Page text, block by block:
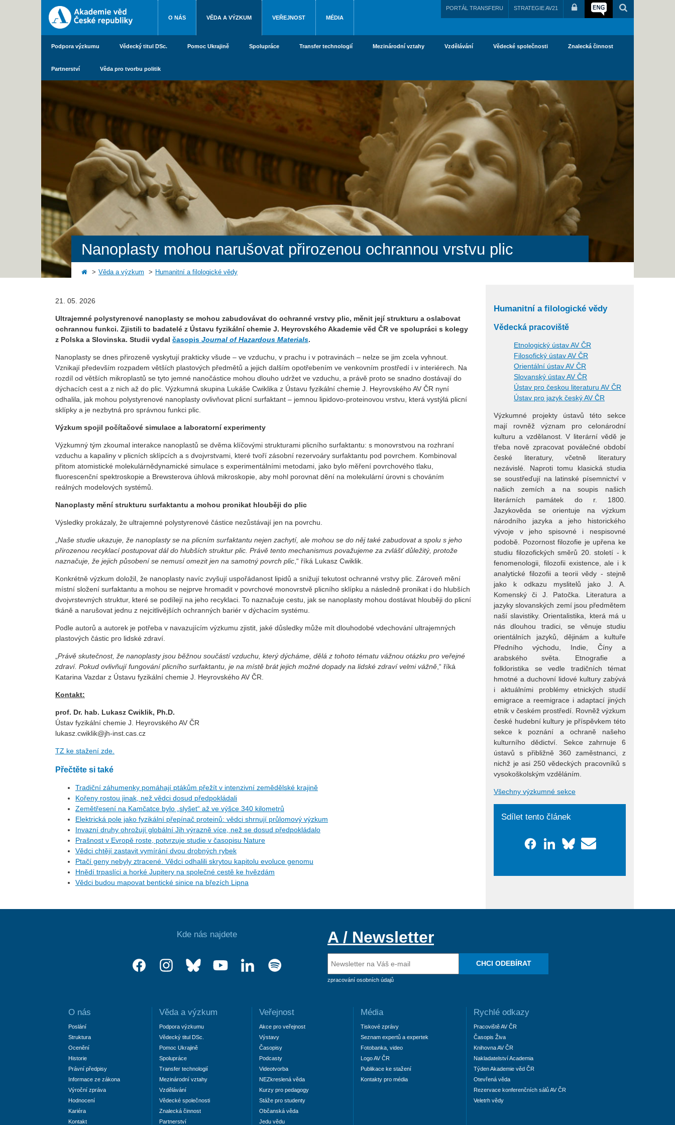
O NÁS VĚDA A VÝZKUM VEŘEJNOST MÉDIA
PORTÁL TRANSFERU STRATEGIE AV21
Podpora výzkumu Vědecký titul DSc. Pomoc Ukrajině Spolupráce Transfer technologií Mezinárodní vztahy Vzdělávání Vědecké společnosti Znalecká činnost
Partnerství Věda pro tvorbu politik
Nanoplasty mohou narušovat přirozenou ochrannou vrstvu plic
Věda a výzkum Humanitní a filologické vědy
21. 05. 2026
Ultrajemné polystyrenové nanoplasty se mohou zabudovávat do ochranné vrstvy plic, měnit její strukturu a oslabovat
ochrannou funkci. Zjistili to badatelé z Ústavu fyzikální chemie J. Heyrovského Akademie věd ČR ve spolupráci s kolegy
z Polska a Slovinska. Studii vydal časopis Journal of Hazardous Materials.
Nanoplasty se dnes přirozeně vyskytují prakticky všude – ve vzduchu, v prachu i v potravinách – nelze se jim zcela vyhnout.
Vznikají především rozpadem větších plastových předmětů a jejich dalším opotřebením ve venkovním prostředí i v interiérech. Na
rozdíl od větších mikroplastů se tyto jemné nanočástice mohou dlouho udržet ve vzduchu, a právě proto se snadno dostávají do
dýchacích cest a z nich až do plic. Výzkumná skupina Lukáše Cwiklika z Ústavu fyzikální chemie J. Heyrovského AV ČR nyní
odhalila, jak mohou polystyrenové nanoplasty ovlivňovat plicní surfaktant – jemnou lipidovo-proteinovou vrstvu, která vystýlá plicní
sklípky a je nezbytná pro správnou funkci plic.
Výzkum spojil počítačové simulace a laboratorní experimenty
Výzkumný tým zkoumal interakce nanoplastů se dvěma klíčovými strukturami plicního surfaktantu: s monovrstvou na rozhraní
vzduchu a kapaliny v plicních sklípcích a s dvojvrstvami, které tvoří zásobní rezervoáry surfaktantu pod povrchem. Kombinoval
přitom atomistické molekulárnědynamické simulace s experimentálními metodami, jako bylo měření povrchového tlaku,
fluorescenční spektroskopie a Brewsterova úhlová mikroskopie, aby mohl porovnat dění na molekulární úrovni s chováním
reálných modelových systémů.
Nanoplasty mění strukturu surfaktantu a mohou pronikat hlouběji do plic
Výsledky prokázaly, že ultrajemné polystyrenové částice nezůstávají jen na povrchu.
„Naše studie ukazuje, že nanoplasty se na plicním surfaktantu nejen zachytí, ale mohou se do něj také zabudovat a spolu s jeho
přirozenou recyklací postupovat dál do hlubších struktur plic. Právě tento mechanismus považujeme za zvlášť důležitý, protože
naznačuje, že jejich působení se nemusí omezit jen na samotný povrch plic,“ říká Lukasz Cwiklik.
Konkrétně výzkum doložil, že nanoplasty navíc zvyšují uspořádanost lipidů a snižují tekutost ochranné vrstvy plic. Zároveň mění
místní složení surfaktantu a mohou se nejprve hromadit v povrchové monovrstvě plicního sklípku a následně pronikat i do hlubších
dvojvrstevných struktur, které se podílejí na jeho recyklaci. To naznačuje cestu, jak se nanoplasty mohou dostávat hlouběji do plicní
tkáně a narušovat jednu z nejcitlivějších ochranných bariér v dýchacím systému.
Podle autorů a autorek je potřeba v navazujícím výzkumu zjistit, jaké důsledky může mít dlouhodobé vdechování ultrajemných
plastových částic pro lidské zdraví.
„Právě skutečnost, že nanoplasty jsou běžnou součástí vzduchu, který dýcháme, dělá z tohoto tématu vážnou otázku pro veřejné
zdraví. Pokud ovlivňují fungování plicního surfaktantu, je na místě brát jejich možné dopady na lidské zdraví velmi vážně,“ říká
Katarina Vazdar z Ústavu fyzikální chemie J. Heyrovského AV ČR.
Kontakt:
prof. Dr. hab. Lukasz Cwiklik, Ph.D.
Ústav fyzikální chemie J. Heyrovského AV ČR
lukasz.cwiklik@jh-inst.cas.cz
TZ ke stažení zde.
Přečtěte si také
Tradiční záhumenky pomáhají ptákům přežít v intenzivní zemědělské krajině
Kořeny rostou jinak, než vědci dosud předpokládali
Zemětřesení na Kamčatce bylo „slyšet“ až ve výšce 340 kilometrů
Elektrická pole jako fyzikální přepínač proteinů: vědci shrnují průlomový výzkum
Invazní druhy ohrožují globální Jih výrazně více, než se dosud předpokládalo
Prašnost v Evropě roste, potvrzuje studie v časopisu Nature
Vědci chtějí zastavit vymírání dvou drobných rybek
Ptačí geny nebyly ztracené. Vědci odhalili skrytou kapitolu evoluce genomu
Hnědí trpaslíci a horké Jupitery na společné cestě ke hvězdám
Vědci budou mapovat bentické sinice na březích Lipna
Humanitní a filologické vědy
Vědecká pracoviště
Etnologický ústav AV ČR
Filosofický ústav AV ČR
Orientální ústav AV ČR
Slovanský ústav AV ČR
Ústav pro českou literaturu AV ČR
Ústav pro jazyk český AV ČR
Výzkumné projekty ústavů této sekce
mají rovněž význam pro celonárodní
kulturu a vzdělanost. V literární vědě je
třeba nově zpracovat poválečné období
české literatury, včetně literatury
nezávislé. Naproti tomu klasická studia
se soustřeďují na latinské písemnictví v
našich zemích a na soupis našich
literárních památek do r. 1800.
Jazykověda se orientuje na výzkum
národního jazyka a jeho historického
vývoje v jeho spisovné i nespisovné
podobě. Pozornost filozofie je upřena ke
studiu filozofických směrů 20. století - k
fenomenologii, filozofii existence, ale i k
analytické filozofii a teorii vědy - stejně
jako k odkazu myslitelů jako J. A.
Komenský či J. Patočka. Literatura a
jazyky slovanských zemí jsou předmětem
naší slavistiky. Orientalistika, která má u
nás dlouhou tradici, se věnuje studiu
orientálních jazyků, dějinám a kultuře
Předního východu, Indie, Číny a
arabského světa. Etnografie a
folkloristika se vedle tradičních témat
hmotné a duchovní lidové kultury zabývá
i aktuálními problémy etnických studií
emigrace a reemigrace i adaptací jiných
etnik v českém prostředí. Rovněž výzkum
české hudební kultury je příspěvkem této
sekce k poznání a ochraně našeho
kulturního dědictví. Sekce zahrnuje 6
ústavů s přibližně 360 zaměstnanci, z
nichž je asi 250 vědeckých pracovníků s
vysokoškolským vzděláním.
Všechny výzkumné sekce
Sdílet tento článek
Kde nás najdete A / Newsletter
zpracování osobních údajů
CHCI ODEBÍRAT
O nás
Poslání
Struktura
Ocenění
Historie
Právní předpisy
Informace ze zákona
Výroční zpráva
Hodnocení
Kariéra
Kontakt
Věda a výzkum
Podpora výzkumu
Vědecký titul DSc.
Pomoc Ukrajině
Spolupráce
Transfer technologií
Mezinárodní vztahy
Vzdělávání
Vědecké společnosti
Znalecká činnost
Partnerství
Veřejnost
Akce pro veřejnost
Výstavy
Časopisy
Podcasty
Videotvorba
NEZkreslená věda
Kurzy pro pedagogy
Stáže pro studenty
Občanská věda
Jedu vědu
Média
Tiskové zprávy
Seznam expertů a expertek
Fotobanka, video
Logo AV ČR
Publikace ke stažení
Kontakty pro média
Rychlé odkazy
Pracoviště AV ČR
Časopis Živa
Knihovna AV ČR
Nakladatelství Academia
Týden Akademie věd ČR
Otevřená věda
Rezervace konferenčních sálů AV ČR
Veletrh vědy